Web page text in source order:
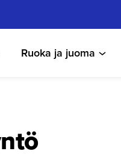
Ruoka ja juoma